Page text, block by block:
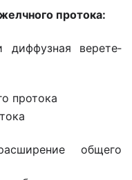
протока:
диффузная верете­
протока
общего